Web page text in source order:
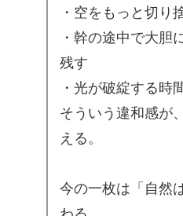
・空をもっと切り
・幹の途中で大胆
残す
・光が破綻する時
そういう違和感が
える。
今の一枚は「自然